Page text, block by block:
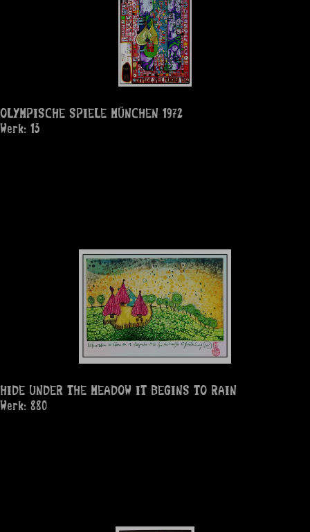
OLYMPISCHE SPIELE MÜNCHEN 1972
Werk: 13
HIDE UNDER THE MEADOW IT BEGINS TO RAIN
Werk: 880